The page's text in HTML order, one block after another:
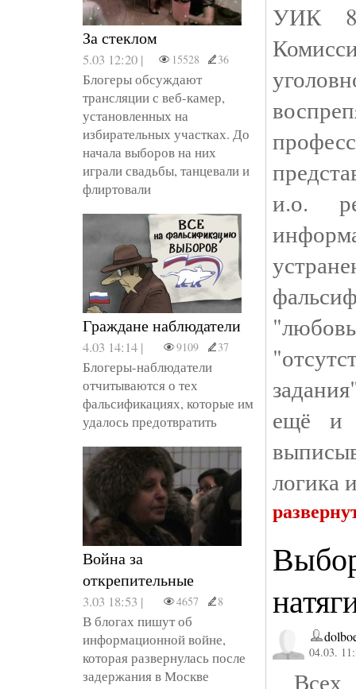
За стеклом
5.03 12:20 | 15528 36
Блогеры обсуждают
трансляции с веб-камер,
установленных на
избирательных участках. До
начала выборов на них
играли свадьбы, танцевали и
флиртовали
Граждане наблюдатели
4.03 14:14 | 9109 37
Блогеры-наблюдатели
отчитываются о тех
фальсификациях, которые им
удалось предотвратить
Война за
открепительные
3.03 18:53 | 4657 8
В блогах пишут об
информационной войне,
которая развернулась после
задержания в Москве
УИК
и.о.
ещё и
логика
04.03.
Всех